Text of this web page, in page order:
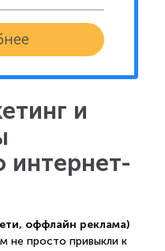
и
интернет-
оффлайн реклама)
не просто привыкли к